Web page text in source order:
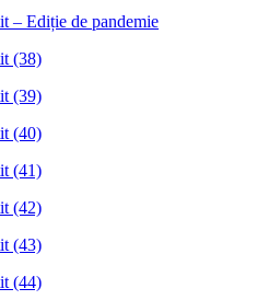
– Ediție de pandemie
(38)
(39)
(40)
(41)
(42)
(43)
(44)